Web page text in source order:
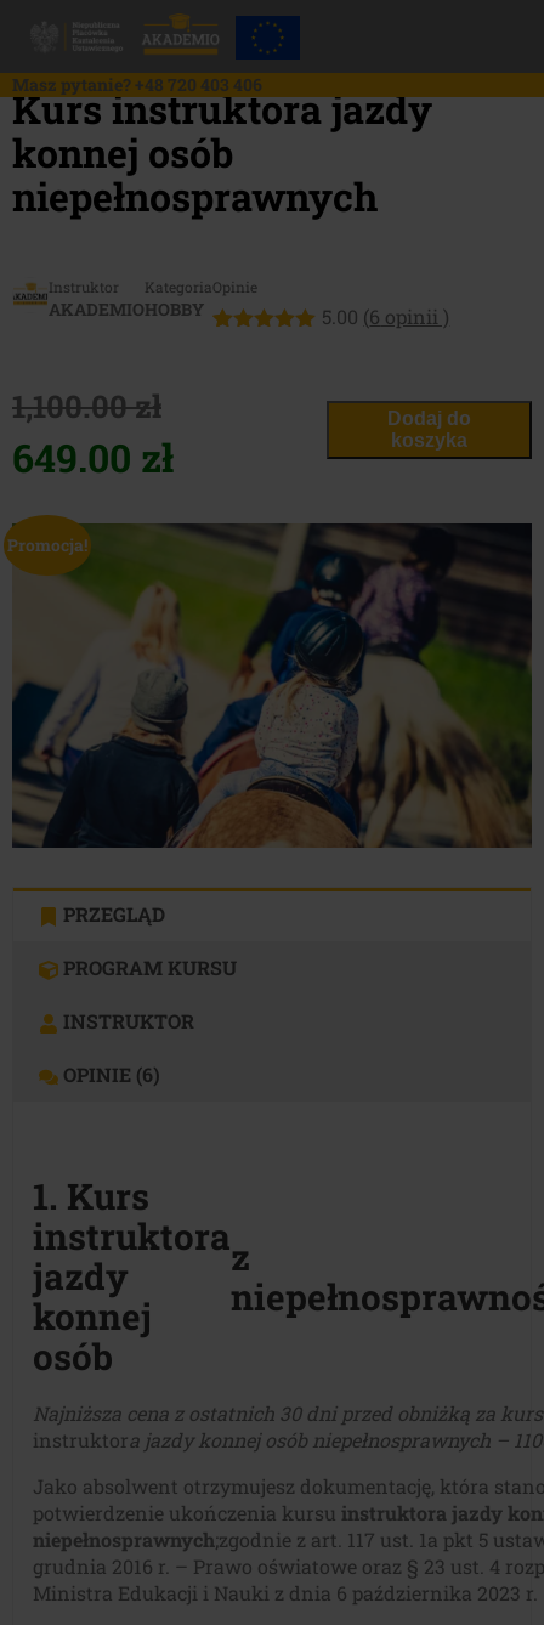
Masz pytanie? +48 720 403 406
Kurs instruktora jazdy
konnej osób
niepełnosprawnych
Instruktor
AKADEMIO
Kategoria
HOBBY
Opinie
5.00 (6 opinii )
1,100.00zł
Pierwotna
cena
wynosiła:
1,100.00 zł.
649.00 złAktualna
cena
wynosi:
649.00 zł.
Dodaj do
koszyka
Promocja!
PRZEGLĄD
PROGRAM KURSU
INSTRUKTOR
OPINIE (6)
1. Kurs
instruktora
jazdy
konnej
osób
z
Najniższa cena z ostatnich 30 dni przed obniżką za kurs
instruktora jazdy konnej osób niepełnosprawnych –
Jako absolwent otrzymujesz dokumentację, która
potwierdzenie ukończenia kursu instruktora jazdy
niepełnosprawnych;zgodnie z art. 117 ust. 1a pkt 5
grudnia 2016 r. – Prawo oświatowe oraz § 23 ust. 4
Ministra Edukacji i Nauki z dnia 6 października 2023 r.